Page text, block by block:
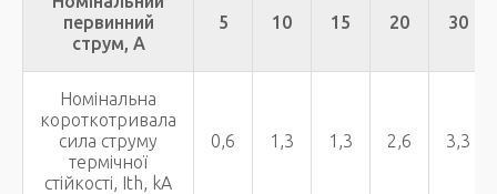
первинний
струм, А
5 10 15 20 30
Номінальна
короткотривала
сила струму
термічної
стійкості, Ith, kA
0,6 1,3 1,3 2,6 3,3